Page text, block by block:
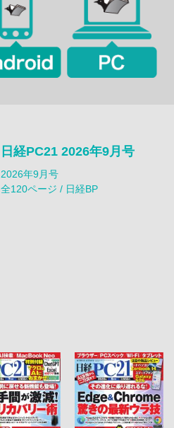
日経PC21 2026年9月号
2026年9月号
全120ページ / 日経BP